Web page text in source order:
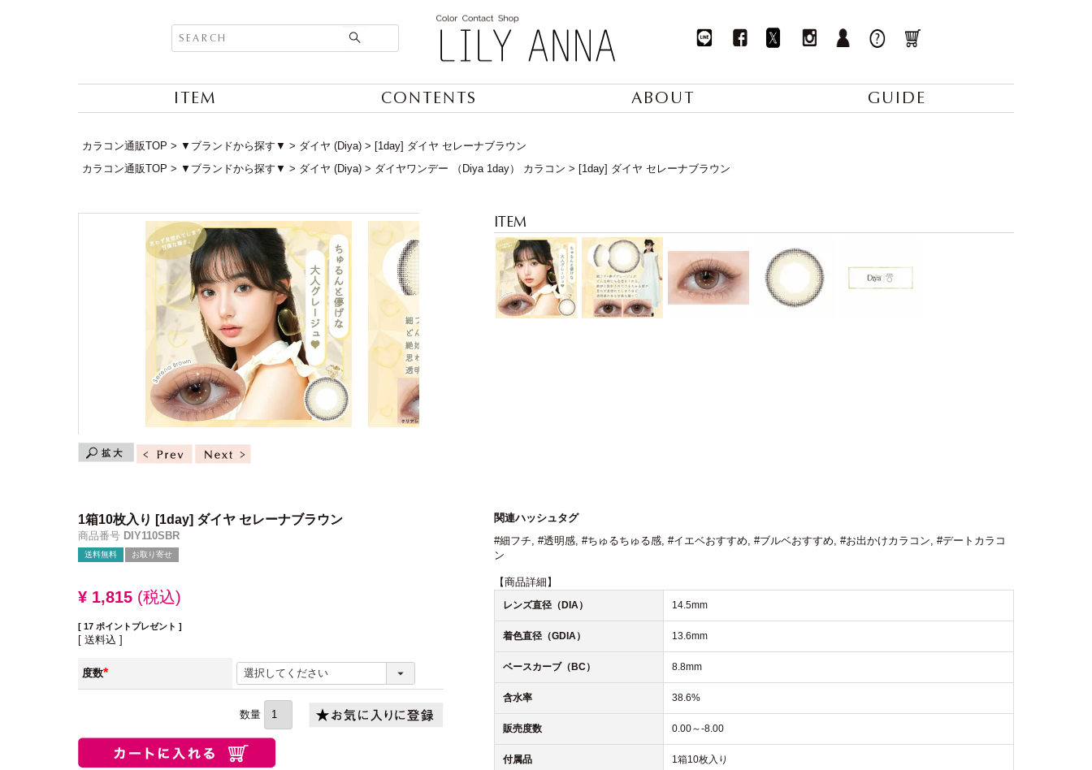
ITEM CONTENTS ABOUT GUIDE
カラコン通販TOP ▼ブランドから探す▼ ダイヤ (Diya)
[1day] ダイヤ セレーナブラウン
カラコン通販TOP
▼ブランドから探す▼ ダイヤ (Diya) ダイヤワンデー （Diya 1day） カラコン [1day] ダイヤ セレーナブラウン
1箱10枚入り [1day] ダイヤ セレーナブラウン
商品番号 DIY110SBR
送料無料 お取り寄せ
¥ 1,815 税込
[ 17 ポイントプレゼント ]
送料込
度数
(必
関連ハッシュタグ
#細フチ, #透明感, #ちゅるちゅる感, #イエベおすすめ, #ブルベおすすめ, #お出かけカラコン, #デートカラコ
ン
【商品詳細】
レンズ直径（DIA） 14.5mm
着色直径（GDIA） 13.6mm
ベースカーブ（BC） 8.8mm
含水率 38.6%
販売度数 0.00～-8.00
付属品 1箱10枚入り